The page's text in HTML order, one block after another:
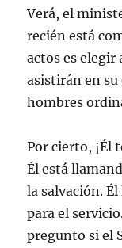
Verá, el
recién está
actos es elegir
asistirán en su
hombres
Por cierto, ¡Él
Él está
la salvación.
para el
pregunto si el